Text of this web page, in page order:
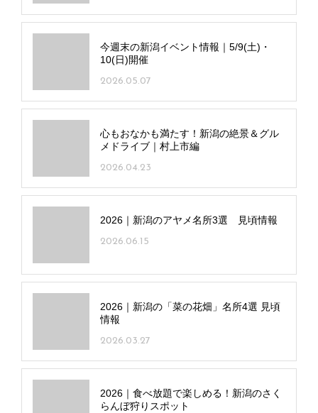
今週末の新潟イベント情報｜5/9(土)・
10(日)開催
2026.05.07
心もおなかも満たす！新潟の絶景＆グル
メドライブ｜村上市編
2026.04.23
2026｜新潟のアヤメ名所3選 見頃情報
2026.06.15
2026｜新潟の「菜の花畑」名所4選 見頃
情報
2026.03.27
2026｜食べ放題で楽しめる！新潟のさく
らんぼ狩りスポット